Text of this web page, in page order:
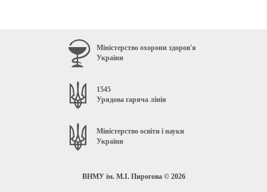
Міністерство охорони здоров'я
України
1545
Урядова гаряча лінія
Міністерство освіти і науки
України
ВНМУ ім. М.І. Пирогова © 2026